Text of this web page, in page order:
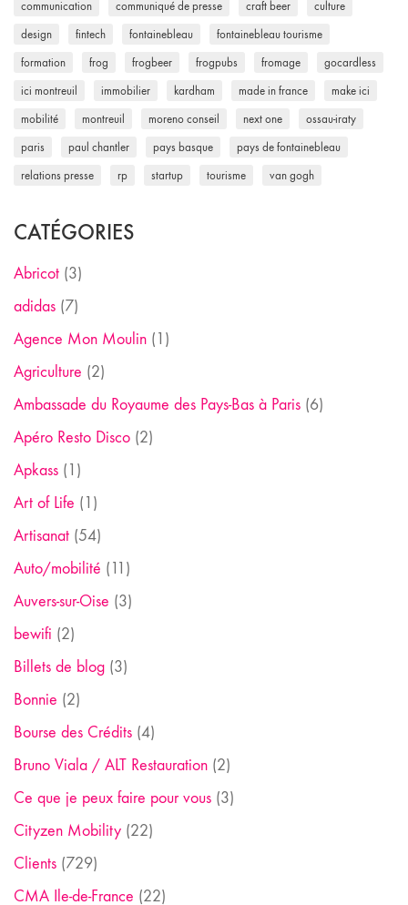
communication communiqué de presse craft beer culture
design fintech fontainebleau fontainebleau tourisme
formation frog frogbeer frogpubs fromage gocardless
ici montreuil immobilier kardham made in france make ici
mobilité montreuil moreno conseil next one ossau-iraty
paris paul chantler pays basque pays de fontainebleau
relations presse rp startup tourisme van gogh
CATÉGORIES
Abricot (3)
adidas (7)
Agence Mon Moulin (1)
Agriculture (2)
Ambassade du Royaume des Pays-Bas à Paris (6)
Apéro Resto Disco (2)
Apkass (1)
Art of Life (1)
Artisanat (54)
Auto/mobilité (11)
Auvers-sur-Oise (3)
bewifi (2)
Billets de blog (3)
Bonnie (2)
Bourse des Crédits (4)
Bruno Viala / ALT Restauration (2)
Ce que je peux faire pour vous (3)
Cityzen Mobility (22)
Clients (729)
CMA Ile-de-France (22)